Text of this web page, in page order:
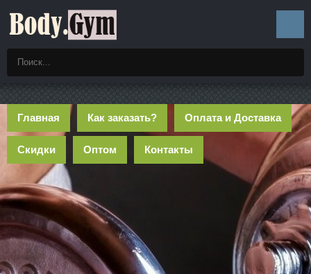
Главная Как заказать? Оплата и Доставка
Скидки Оптом Контакты